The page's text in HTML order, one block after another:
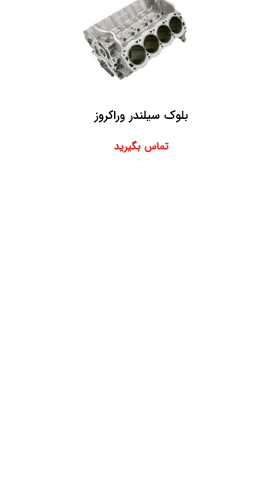
اطلاعات بیشتربلوک سیلندر وراکروز
تماس بگیرید